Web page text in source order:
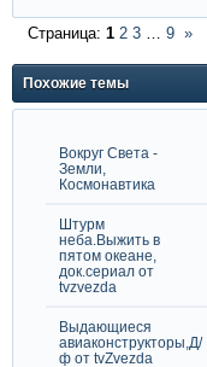
Страница: 1 2 3 9 »
Похожие темы
Вокруг Света -
Земли,
Космонавтика
Штурм
неба.Выжить в
пятом океане,
док.сериал от
tvzvezda
Выдающиеся
авиаконструкторы,Д/
ф от tvZvezda